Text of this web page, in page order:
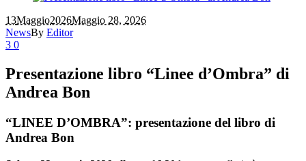
13Maggio2026Maggio 28, 2026
NewsBy Editor
3 0
Presentazione libro “Linee d’Ombra” di
Andrea Bon
“LINEE D’OMBRA”: presentazione del libro di
Andrea Bon